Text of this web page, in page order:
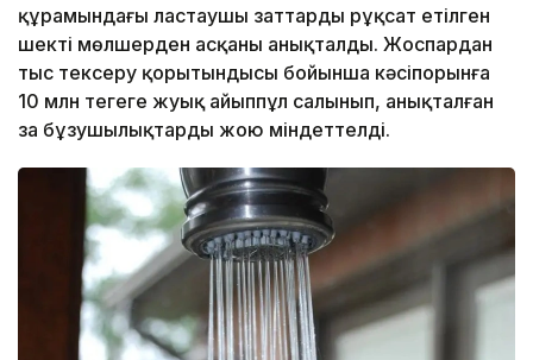
құрамындағы ластаушы заттардың рұқсат етілген
шекті мөлшерден асқаны анықталды. Жоспардан
тыс тексеру қорытындысы бойынша кәсіпорынға
10 млн теңгеге жуық айыппұл салынып, анықталған
заң бұзушылықтарды жою міндеттелді.